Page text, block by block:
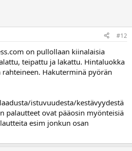
#12
on pullollaan kiinalaisia
teipattu ja lakattu. Hintaluokka
Hakuterminä pyörän
istuvuudesta/kestävyydestä
palautteet ovat pääosin myönteisiä
esim jonkun osan